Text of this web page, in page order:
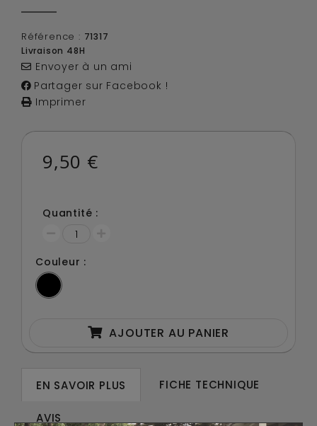
Référence : 71317
Livraison 48H
Envoyer à un ami
Partager sur Facebook !
Imprimer
9,50 €
Quantité :
Couleur :
AJOUTER AU PANIER
EN SAVOIR PLUS FICHE TECHNIQUE
AVIS